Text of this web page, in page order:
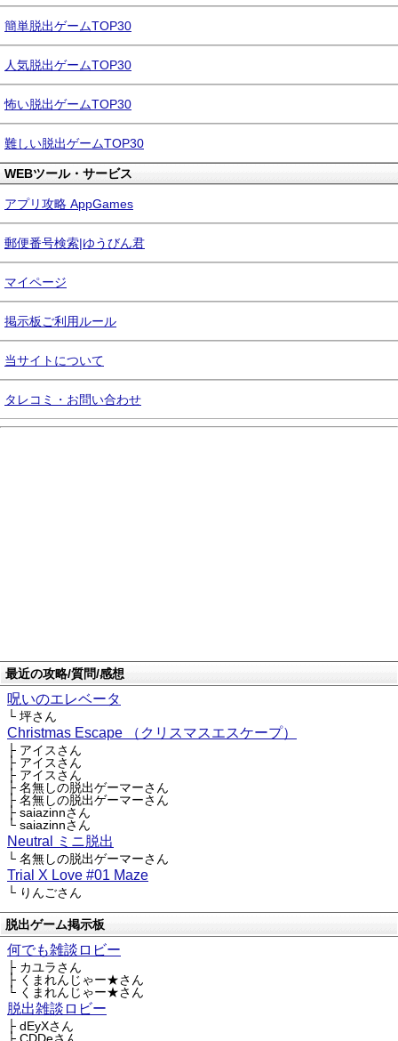
簡単脱出ゲームTOP30
人気脱出ゲームTOP30
怖い脱出ゲームTOP30
難しい脱出ゲームTOP30
WEBツール・サービス
アプリ攻略 AppGames
郵便番号検索|ゆうびん君
マイページ
掲示板ご利用ルール
当サイトについて
タレコミ・お問い合わせ
最近の攻略/質問/感想
呪いのエレベータ
└ 坪さん
Christmas Escape （クリスマスエスケープ）
├ アイスさん
├ アイスさん
├ アイスさん
├ 名無しの脱出ゲーマーさん
├ 名無しの脱出ゲーマーさん
├ saiazinnさん
└ saiazinnさん
Neutral ミニ脱出
└ 名無しの脱出ゲーマーさん
Trial X Love #01 Maze
└ りんごさん
脱出ゲーム掲示板
何でも雑談ロビー
├ カユラさん
├ くまれんじゃー★さん
└ くまれんじゃー★さん
脱出雑談ロビー
├ dEyXさん